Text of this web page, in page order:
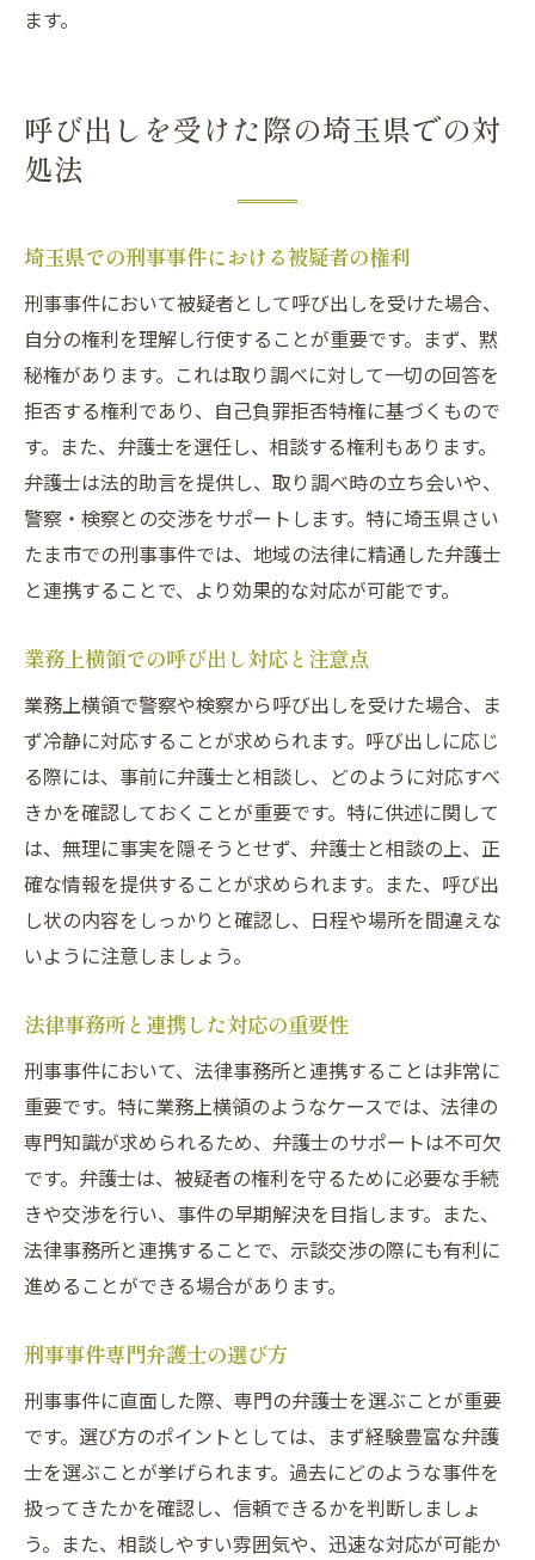
ます。
呼び出しを受けた際の埼玉県での対
処法
埼玉県での刑事事件における被疑者の権利
刑事事件において被疑者として呼び出しを受けた場合、
自分の権利を理解し行使することが重要です。まず、黙
秘権があります。これは取り調べに対して一切の回答を
拒否する権利であり、自己負罪拒否特権に基づくもので
す。また、弁護士を選任し、相談する権利もあります。
弁護士は法的助言を提供し、取り調べ時の立ち会いや、
警察・検察との交渉をサポートします。特に埼玉県さい
たま市での刑事事件では、地域の法律に精通した弁護士
と連携することで、より効果的な対応が可能です。
業務上横領での呼び出し対応と注意点
業務上横領で警察や検察から呼び出しを受けた場合、ま
ず冷静に対応することが求められます。呼び出しに応じ
る際には、事前に弁護士と相談し、どのように対応すべ
きかを確認しておくことが重要です。特に供述に関して
は、無理に事実を隠そうとせず、弁護士と相談の上、正
確な情報を提供することが求められます。また、呼び出
し状の内容をしっかりと確認し、日程や場所を間違えな
いように注意しましょう。
法律事務所と連携した対応の重要性
刑事事件において、法律事務所と連携することは非常に
重要です。特に業務上横領のようなケースでは、法律の
専門知識が求められるため、弁護士のサポートは不可欠
です。弁護士は、被疑者の権利を守るために必要な手続
きや交渉を行い、事件の早期解決を目指します。また、
法律事務所と連携することで、示談交渉の際にも有利に
進めることができる場合があります。
刑事事件専門弁護士の選び方
刑事事件に直面した際、専門の弁護士を選ぶことが重要
です。選び方のポイントとしては、まず経験豊富な弁護
士を選ぶことが挙げられます。過去にどのような事件を
扱ってきたかを確認し、信頼できるかを判断しましょ
う。また、相談しやすい雰囲気や、迅速な対応が可能か